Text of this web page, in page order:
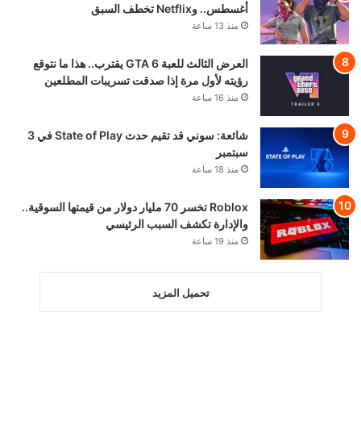
أغسطس.. وNetflix تخطف السبق
منذ 13 ساعة
العرض الثالث للعبة GTA 6 يقترب.. هذا ما نتوقع
رؤيته لأول مرة إذا صدقت تسريبات المطلعين
منذ 16 ساعة
شائعة: سوني قد تقيم حدث State of Play في 3
سبتمبر
منذ 18 ساعة
Roblox تخسر 70 مليار دولار من قيمتها السوقية..
والإدارة تكشف السبب الرئيسي
منذ 19 ساعة
تحميل المزيد